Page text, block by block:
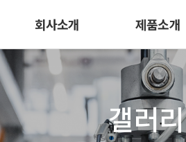
회사소개 제품소개
갤러리